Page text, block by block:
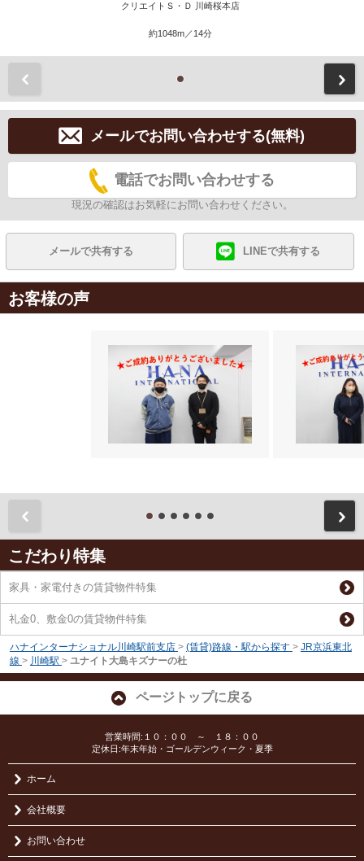
クリエイトＳ・Ｄ 川崎桜本店
約1048m／14分
メールでお問い合わせする(無料)
電話でお問い合わせする
現況の確認はお気軽にお問い合わせください。
メールで共有する LINEで共有する
お客様の声
こだわり特集
家具・家電付きの賃貸物件特集
礼金0、敷金0の賃貸物件特集
ハナインターナショナル川崎駅前支店 > (賃貸)路線・駅から探す > JR京浜東北
線 > 川崎駅 > ユナイト大島キズナーの杜
ページトップに戻る
営業時間:１０：００ ～ １８：００
定休日:年末年始・ゴールデンウィーク・夏季
ホーム
会社概要
お問い合わせ